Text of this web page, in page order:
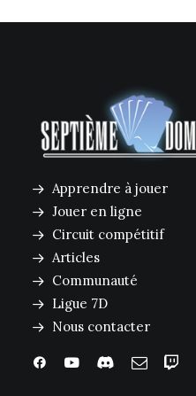
Apprendre à jouer
Jouer en ligne
Circuit compétitif
Articles
Communauté
Ligue 7D
Nous contacter